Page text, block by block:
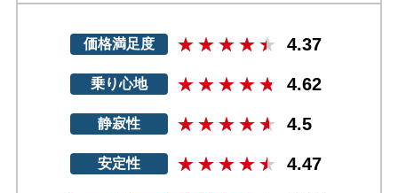
価格満足度 4.37
乗り心地 4.62
静寂性 4.5
安定性 4.47